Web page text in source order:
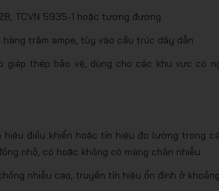
TCVN 5935-1 hoặc tương đương.
trăm ampe, tùy vào cấu trúc dây dẫn.
thép bảo vệ, dùng cho các khu vực có
điều khiển hoặc tín hiệu đo lường trong
nhỏ, có hoặc không có màng chắn nhiễu.
nhiễu cao, truyền tín hiệu ổn định ở